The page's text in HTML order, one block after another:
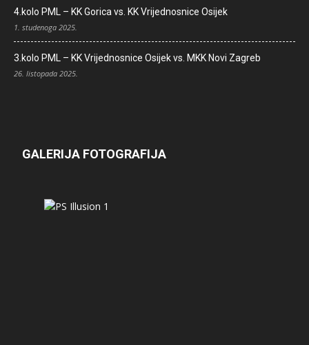
4.kolo PML – KK Gorica vs. KK Vrijednosnice Osijek
1. studenoga 2025.
3.kolo PML – KK Vrijednosnice Osijek vs. MKK Novi Zagreb
26. listopada 2025.
GALERIJA FOTOGRAFIJA